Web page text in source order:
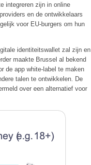
integreren zijn in online
en de ontwikkelaars
voor EU-burgers om hun
identiteitswallet zal zijn en
maakte Brussel al bekend
de app white-label te maken
talen te ontwikkelen. De
over een alternatief voor